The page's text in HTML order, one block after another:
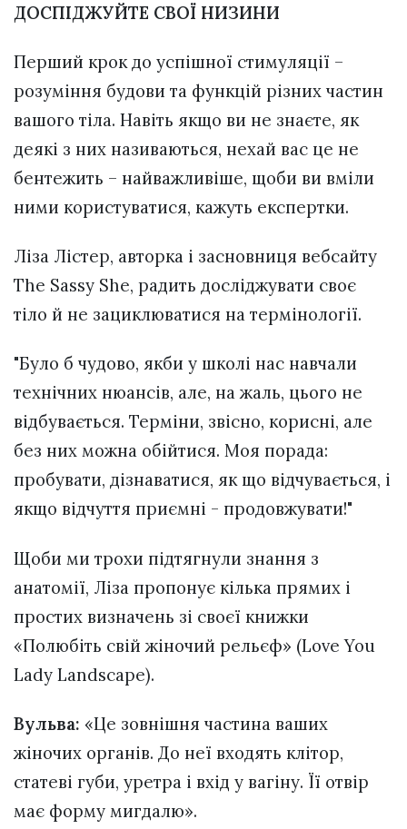
ДОСПІДЖУЙТЕ СВОЇ НИЗИНИ
Перший крок до успішної стимуляції –
розуміння будови та функцій різних частин
вашого тіла. Навіть якщо ви не знаєте, як
деякі з них називаються, нехай вас це не
бентежить – найважливіше, щоби ви вміли
ними користуватися, кажуть експертки.
Ліза Лістер, авторка і засновниця вебсайту
The Sassy She, радить досліджувати своє
тіло й не зациклюватися на термінології.
"Було б чудово, якби у школі нас навчали
технічних нюансів, але, на жаль, цього не
відбувається. Терміни, звісно, корисні, але
без них можна обійтися. Моя порада:
пробувати, дізнаватися, як що відчувається, і
якщо відчуття приємні - продовжувати!"
Щоби ми трохи підтягнули знання з
анатомії, Ліза пропонує кілька прямих і
простих визначень зі своєї книжки
«Полюбіть свій жіночий рельєф» (Love You
Lady Landscape).
Вульва: «Це зовнішня частина ваших
жіночих органів. До неї входять клітор,
статеві губи, уретра і вхід у вагіну. Її отвір
має форму мигдалю».